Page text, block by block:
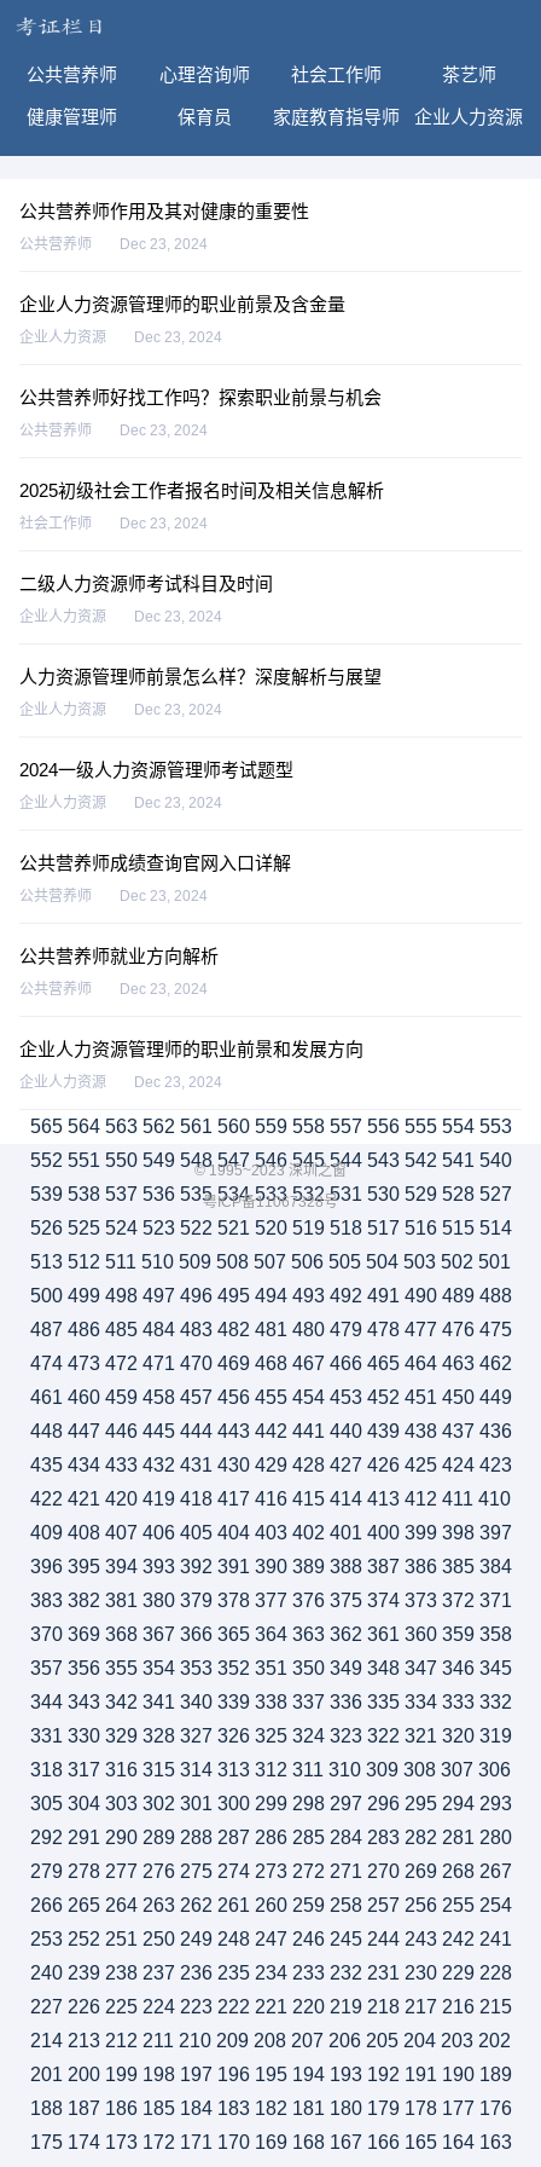
公共营养师 心理咨询师 社会工作师 茶艺师
健康管理师 保育员 家庭教育指导师 企业人力资源
公共营养师作用及其对健康的重要性
公共营养师 Dec 23, 2024
企业人力资源管理师的职业前景及含金量
企业人力资源 Dec 23, 2024
公共营养师好找工作吗？探索职业前景与机会
公共营养师 Dec 23, 2024
2025初级社会工作者报名时间及相关信息解析
社会工作师 Dec 23, 2024
二级人力资源师考试科目及时间
企业人力资源 Dec 23, 2024
人力资源管理师前景怎么样？深度解析与展望
企业人力资源 Dec 23, 2024
2024一级人力资源管理师考试题型
企业人力资源 Dec 23, 2024
公共营养师成绩查询官网入口详解
公共营养师 Dec 23, 2024
公共营养师就业方向解析
公共营养师 Dec 23, 2024
企业人力资源管理师的职业前景和发展方向
企业人力资源 Dec 23, 2024
565 564 563 562 561 560 559 558 557 556 555 554 553
552 551 550 549 548 547 546 545 544 543 542 541 540
539 538 537 536 535 534 533 532 531 530 529 528 527
526 525 524 523 522 521 520 519 518 517 516 515 514
513 512 511 510 509 508 507 506 505 504 503 502 501
500 499 498 497 496 495 494 493 492 491 490 489 488
487 486 485 484 483 482 481 480 479 478 477 476 475
474 473 472 471 470 469 468 467 466 465 464 463 462
461 460 459 458 457 456 455 454 453 452 451 450 449
448 447 446 445 444 443 442 441 440 439 438 437 436
435 434 433 432 431 430 429 428 427 426 425 424 423
422 421 420 419 418 417 416 415 414 413 412 411 410
409 408 407 406 405 404 403 402 401 400 399 398 397
396 395 394 393 392 391 390 389 388 387 386 385 384
383 382 381 380 379 378 377 376 375 374 373 372 371
370 369 368 367 366 365 364 363 362 361 360 359 358
357 356 355 354 353 352 351 350 349 348 347 346 345
344 343 342 341 340 339 338 337 336 335 334 333 332
331 330 329 328 327 326 325 324 323 322 321 320 319
318 317 316 315 314 313 312 311 310 309 308 307 306
305 304 303 302 301 300 299 298 297 296 295 294 293
292 291 290 289 288 287 286 285 284 283 282 281 280
279 278 277 276 275 274 273 272 271 270 269 268 267
266 265 264 263 262 261 260 259 258 257 256 255 254
253 252 251 250 249 248 247 246 245 244 243 242 241
240 239 238 237 236 235 234 233 232 231 230 229 228
227 226 225 224 223 222 221 220 219 218 217 216 215
214 213 212 211 210 209 208 207 206 205 204 203 202
201 200 199 198 197 196 195 194 193 192 191 190 189
188 187 186 185 184 183 182 181 180 179 178 177 176
175 174 173 172 171 170 169 168 167 166 165 164 163
© 1995~2023 深圳之窗
粤ICP备11067328号